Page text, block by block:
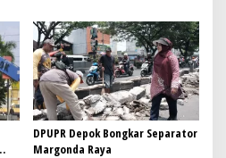
DPUPR Depok Bongkar Separator
Margonda Raya